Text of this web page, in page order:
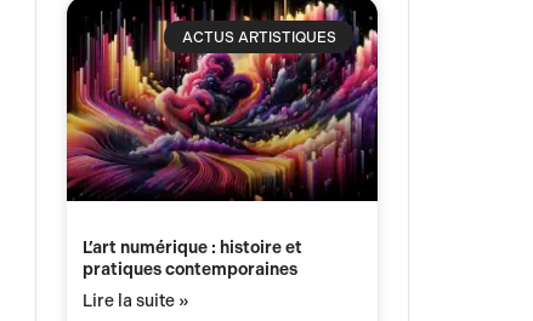
ACTUS ARTISTIQUES
L’art numérique : histoire et
pratiques contemporaines
Lire la suite »